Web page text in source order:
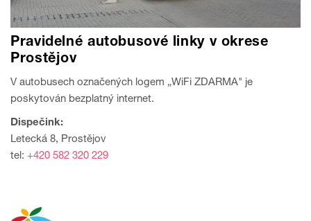
Pravidelné autobusové linky v okrese
Prostějov
V autobusech označených logem „WiFi ZDARMA" je
poskytován bezplatný internet.
Dispečink:
Letecká 8, Prostějov
tel: +420 582 320 229